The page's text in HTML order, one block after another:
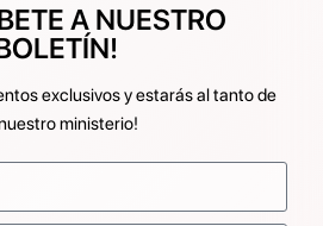
A NUESTRO
exclusivos y estarás al tanto de
ministerio!